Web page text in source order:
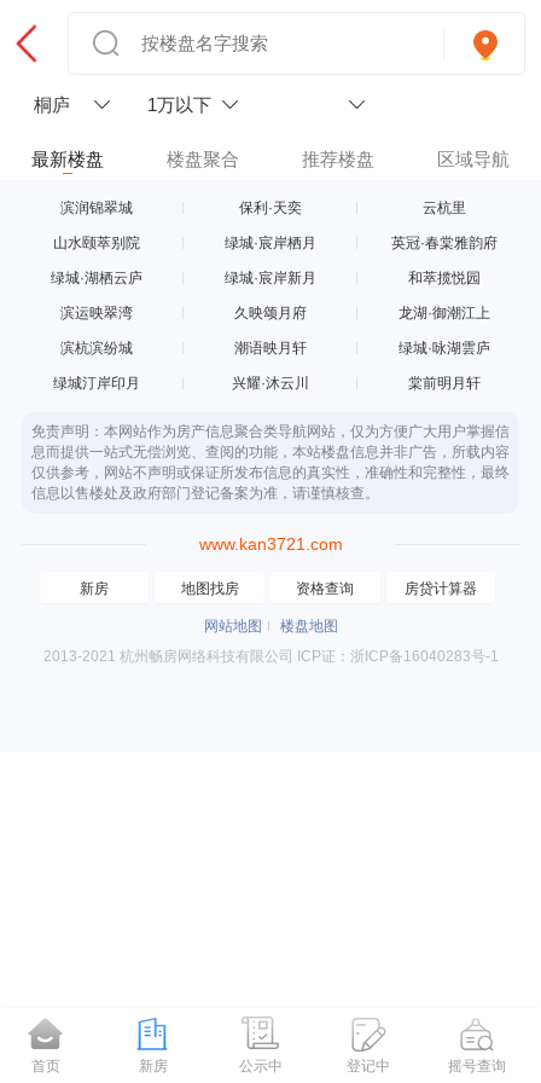
桐庐 1万以下
最新楼盘 楼盘聚合 推荐楼盘 区域导航
滨润锦翠城 保利·天奕 云杭里
山水颐萃别院 绿城·宸岸栖月 英冠·春棠雅韵府
绿城·湖栖云庐 绿城·宸岸新月 和萃揽悦园
滨运映翠湾 久映颂月府 龙湖·御潮江上
滨杭滨纷城 潮语映月轩 绿城·咏湖雲庐
绿城汀岸印月 兴耀·沐云川 棠前明月轩
免责声明：本网站作为房产信息聚合类导航网站，仅为方便广大用户掌握信
息而提供一站式无偿浏览、查阅的功能，本站楼盘信息并非广告，所载内容
仅供参考，网站不声明或保证所发布信息的真实性，准确性和完整性，最终
信息以售楼处及政府部门登记备案为准，请谨慎核查。
www.kan3721.com
新房 地图找房 资格查询 房贷计算器
网站地图
楼盘地图
2013-2021 杭州畅房网络科技有限公司 ICP证：浙ICP备16040283号-1
首页 新房 公示中 登记中 摇号查询